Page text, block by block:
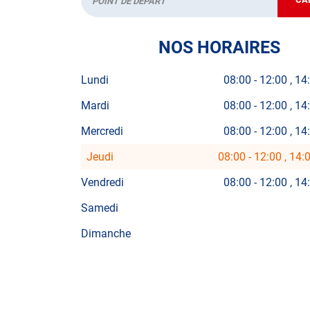
Départ
NOS HORAIRES
Lundi 08:00 - 12:00
Mardi
08:00 - 12:00
Mercredi
08:00 - 12:00
Horaires
d'ouverture
Jeudi 08:00 - 12:00
Vendredi
08:00 - 12:00
Samedi
Dimanche